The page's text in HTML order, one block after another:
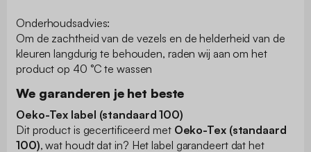
Onderhoudsadvies:
Om de zachtheid van de vezels en de helderheid van de
kleuren langdurig te behouden, raden wij aan om het
product op 40 °C te wassen
We garanderen je het beste
Oeko-Tex label (standaard 100)
Dit product is gecertificeerd met Oeko-Tex (standaard
100), wat houdt dat in? Het label garandeert dat het